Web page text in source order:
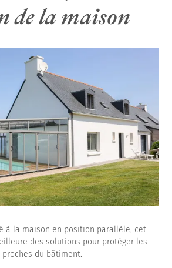
de la maison
à la maison en position parallèle, cet
des solutions pour protéger les
du bâtiment.